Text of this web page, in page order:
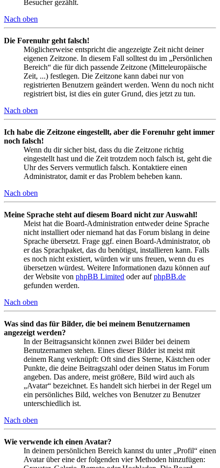
Besucher gezählt.
Nach oben
Die Forenuhr geht falsch!
Möglicherweise entspricht die angezeigte Zeit nicht deiner
eigenen Zeitzone. In diesem Fall solltest du im „Persönlichen
Bereich“ die für dich passende Zeitzone (Mitteleuropäische
Zeit, ...) festlegen. Die Zeitzone kann dabei nur von
registrierten Benutzern geändert werden. Wenn du noch nicht
registriert bist, ist dies ein guter Grund, dies jetzt zu tun.
Nach oben
Ich habe die Zeitzone eingestellt, aber die Forenuhr geht immer
noch falsch!
Wenn du dir sicher bist, dass du die Zeitzone richtig
eingestellt hast und die Zeit trotzdem noch falsch ist, geht die
Uhr des Servers vermutlich falsch. Kontaktiere einen
Administrator, damit er das Problem beheben kann.
Nach oben
Meine Sprache steht auf diesem Board nicht zur Auswahl!
Meist hat die Board-Administration entweder deine Sprache
nicht installiert oder niemand hat das Forum bislang in deine
Sprache übersetzt. Frage ggf. einen Board-Administrator, ob
er das Sprachpaket, das du benötigst, installieren kann. Falls
es noch nicht existiert, würden wir uns freuen, wenn du es
übersetzen würdest. Weitere Informationen dazu können auf
der Website von phpBB Limited oder aufphpBB.de
gefunden werden.
Nach oben
Was sind das für Bilder, die bei meinem Benutzernamen
angezeigt werden?
In der Beitragsansicht können zwei Bilder bei deinem
Benutzernamen stehen. Eines dieser Bilder ist meist mit
deinem Rang verknüpft: Oft sind dies Sterne, Kästchen oder
Punkte, die deine Beitragszahl oder deinen Status im Forum
angeben. Das andere, meist größere, Bild wird auch als
„Avatar“ bezeichnet. Es handelt sich hierbei in der Regel um
ein persönliches Bild, welches von Benutzer zu Benutzer
unterschiedlich ist.
Nach oben
Wie verwende ich einen Avatar?
In deinem persönlichen Bereich kannst du unter „Profil“ einen
Avatar über eine der folgenden vier Methoden hinzufügen: